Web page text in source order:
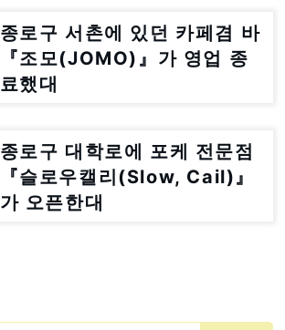
종로구 서촌에 있던 카페겸 바
『조모(JOMO)』가 영업 종
료했대
종로구 대학로에 포케 전문점
『슬로우캘리(Slow, Cail)』
가 오픈한대